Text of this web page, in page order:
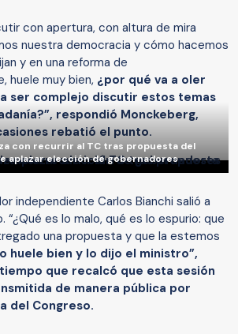
con apertura, con altura de mira
nuestra democracia y cómo hacemos
y en una reforma de
huele muy bien, ¿por qué va a oler
ser complejo discutir estos temas
respondió Monckeberg,
rebatió el punto.
con recurrir al TC tras propuesta del
aplazar elección de gobernadores
independiente Carlos Bianchi salió a
“¿Qué es lo malo, qué es lo espurio: que
una propuesta y que la estemos
huele bien y lo dijo el ministro”,
que recalcó que esta sesión
de manera pública por
del Congreso.